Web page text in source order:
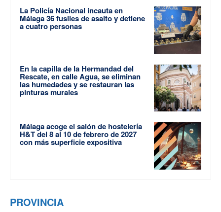
La Policía Nacional incauta en
Málaga 36 fusiles de asalto y detiene
a cuatro personas
En la capilla de la Hermandad del
Rescate, en calle Agua, se eliminan
las humedades y se restauran las
pinturas murales
Málaga acoge el salón de hostelería
H&T del 8 al 10 de febrero de 2027
con más superficie expositiva
PROVINCIA